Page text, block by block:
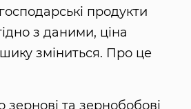
продукти
з даними, ціна
зміниться. Про це
зернові та зернобобові